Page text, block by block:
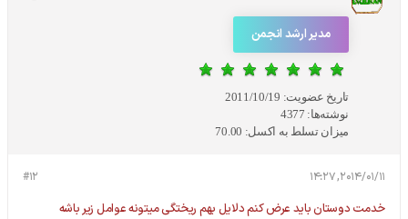
مدیر ارشد انجمن
تاریخ عضویت: 2011/10/19
نوشته‌ها: 4377
میزان تسلط به اکسل: 70.00
#12 2014/01/11, 14:27
خدمت دوستان باید عرض کنم دلایل بهم ریختگی میتونه عوامل زیر باشه